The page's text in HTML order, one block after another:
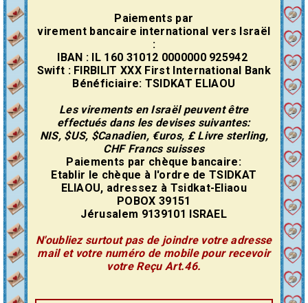
Paiements par
virement bancaire international vers Israël
:
IBAN : IL 160 31012 0000000 925942
Swift : FIRBILIT XXX First International Bank
Bénéficiaire: TSIDKAT ELIAOU
Les virements en Israël peuvent être
effectués dans les devises suivantes:
NIS, $US, $Canadien, €uros, £ Livre sterling,
CHF Francs suisses
Paiements par chèque bancaire:
Etablir le chèque à l'ordre de TSIDKAT
ELIAOU, adressez à Tsidkat-Eliaou
POBOX 39151
Jérusalem 9139101 ISRAEL
N'oubliez surtout pas de joindre votre adresse
mail et votre numéro de mobile pour recevoir
votre Reçu Art.46.